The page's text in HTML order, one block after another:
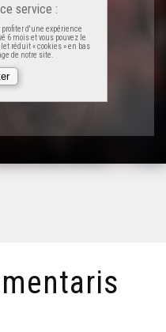
service :
d'une expérience
6 mois et vous pouvez le
réduit « cookies » en bas
de notre site.